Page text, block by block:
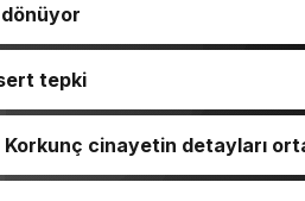
tepki
cinayetin detayları